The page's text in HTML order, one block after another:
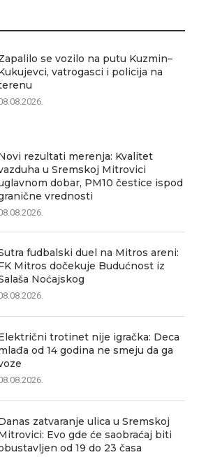
se vozilo na putu Kuzmin–
vatrogasci i policija na
rezultati merenja: Kvalitet
u Sremskoj Mitrovici
dobar, PM10 čestice ispod
vrednosti
fudbalski duel na Mitros areni:
Mitros dočekuje Budućnost iz
Noćajskog
trotinet nije igračka: Deca
od 14 godina ne smeju da ga
zatvaranje ulica u Sremskoj
Evo gde će saobraćaj biti
od 19 do 23 časa